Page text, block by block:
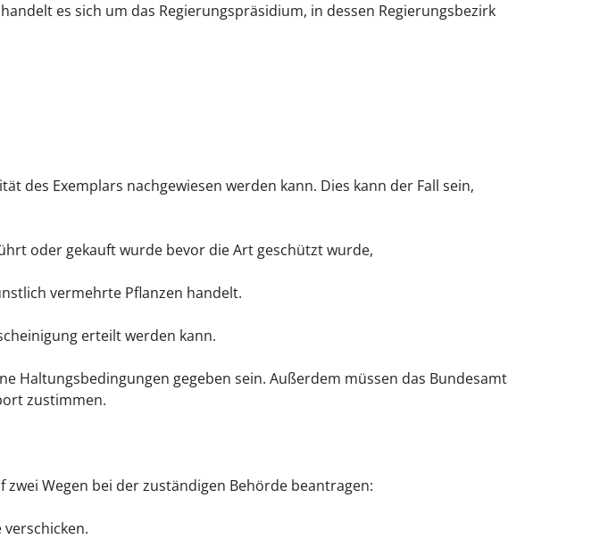
es sich um das Regierungspräsidium, in dessen Regierungsbezirk
des Exemplars nachgewiesen werden kann. Dies kann der Fall sein,
oder gekauft wurde bevor die Art geschützt wurde,
vermehrte Pflanzen handelt.
erteilt werden kann.
Haltungsbedingungen gegeben sein. Außerdem müssen das Bundesamt
zustimmen.
Wegen bei der zuständigen Behörde beantragen:
verschicken.